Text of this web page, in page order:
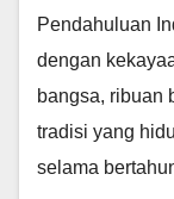
Pendahuluan
dengan
bangsa, ribuan
tradisi yang
selama